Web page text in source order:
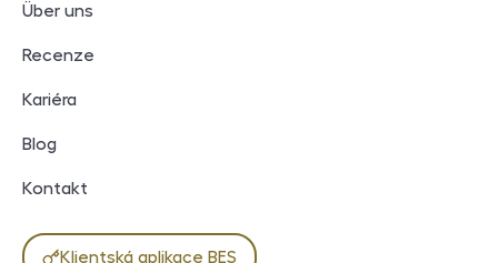
Über uns
Recenze
Kariéra
Blog
Kontakt
Klientská aplikace BES